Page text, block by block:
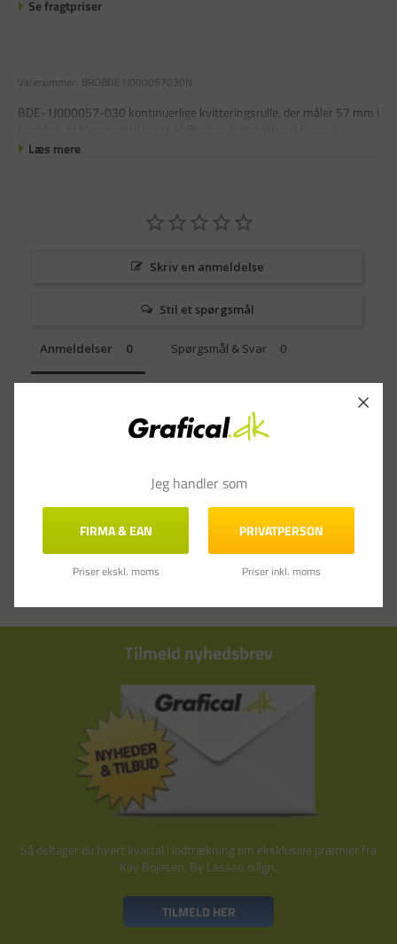
Se fragtpriser
Varenummer: BROBDE1J000057030N
BDE-1J000057-030 kontinuerlige kvitteringsrulle, der måler 57 mm i
Læs mere
Skriv en anmeldelse
Stil et spørgsmål
Anmeldelser Spørgsmål & Svar
Tilmeld nyhedsbrev
Så deltager du hvert kvartal i lodtrækning om eksklusive præmier fra
Kay Bojesen, By Lassen o.lign.
TILMELD HER
Jeg handler som
FIRMA & EAN
Priser ekskl. moms
PRIVATPERSON
Priser inkl. moms